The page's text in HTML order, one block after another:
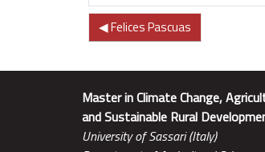
◀︎ Felices Pascuas
Master in Climate Change,
and Sustainable Rural
University of Sassari (Italy)